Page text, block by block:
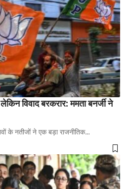
विवाद बरकरार: ममता बनर्जी ने
के नतीजों ने एक बड़ा राजनीतिक…